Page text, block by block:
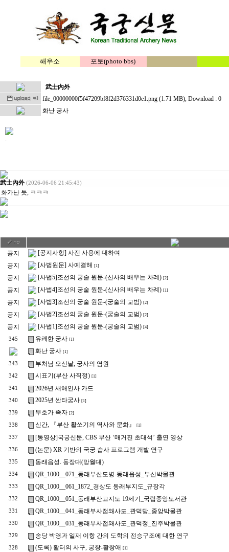
해우소 포토(photo bbs)
武士內外
file_00000000f5f47209bf8f2d376331d0e1.png (1.71 MB), Download : 0
화난 궁사
.
武士內外 (2026-06-06 21:45:43)
화가난 듯, ㅋㅋㅋ
공지
[공지사항] 사진 사용에 대하여
공지
[사법원문] 사예결해 [1]
공지 [사법5]조선의 궁술 원문-(신사의 배우는 차례) [2]
공지 [사법4]조선의 궁술 원문-(신사의 배우는 차례) [1]
공지 [사법3]조선의 궁술 원문-(궁술의 교범) [2]
공지 [사법2]조선의 궁술 원문-(궁술의 교범) [2]
공지 [사법1]조선의 궁술 원문-(궁술의 교범) [4]
345 유쾌한 궁사 [1]
화난 궁사 [1]
343 부처님 오신날, 궁사의 염원
342 시표기(부산 사직정) [1]
341 2026년 새해인사 카드
340 2025년 싼타궁사 [1]
339 무호가 족자 [2]
338 신간, 『부산 활쏘기의 역사와 문화』 [1]
337 [동영상]국궁신문, CBS 부산 ‘매거진 초대석’ 출연 영상
336 (논문) XR 기반의 국궁 습사 프로그램 개발 연구
335 동래읍성. 동장대(망월대)
334 QR_1000__071_동래부산도병-동래읍성_부산박물관
333 QR_1000__061_1872_경상도 동래부지도_규장각
332 QR_1000__051_동래부산고지도 19세기_국립중앙도서관
331 QR_1000__041_동래부사접왜사도_관덕당_중앙박물관
330 QR_1000__031_동래부사접왜사도_관덕정_진주박물관
329 송당 박영과 일재 이항 간의 도학의 전승구조에 대한 연구
328 (도록) 활터의 사구, 궁창-활창애 [1]